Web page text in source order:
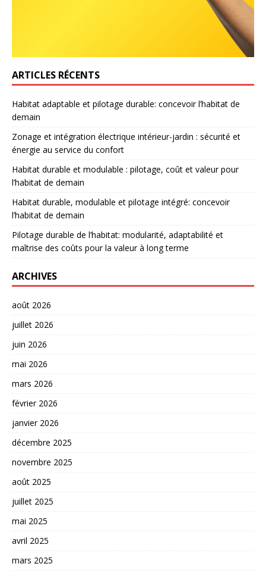
ARTICLES RÉCENTS
Habitat adaptable et pilotage durable: concevoir l’habitat de
demain
Zonage et intégration électrique intérieur-jardin : sécurité et
énergie au service du confort
Habitat durable et modulable : pilotage, coût et valeur pour
l’habitat de demain
Habitat durable, modulable et pilotage intégré: concevoir
l’habitat de demain
Pilotage durable de l’habitat: modularité, adaptabilité et
maîtrise des coûts pour la valeur à long terme
ARCHIVES
août 2026
juillet 2026
juin 2026
mai 2026
mars 2026
février 2026
janvier 2026
décembre 2025
novembre 2025
août 2025
juillet 2025
mai 2025
avril 2025
mars 2025